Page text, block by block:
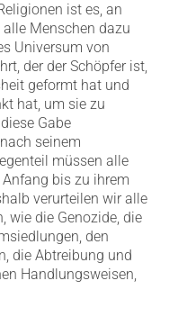
ist es, an
Menschen dazu
Universum von
der der Schöpfer ist,
geformt hat und
hat, um sie zu
Gabe
seinem
müssen alle
bis zu ihrem
verurteilen wir alle
wie die Genozide, die
den
die Abtreibung und
Handlungsweisen,